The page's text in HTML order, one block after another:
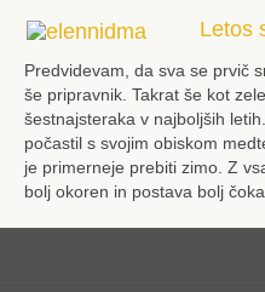
Letos
Predvidevam, da sva se prvič
še pripravnik. Takrat še kot
šestnajsteraka v najboljših
počastil s svojim obiskom
je primerneje prebiti zimo. Z
bolj okoren in postava bolj